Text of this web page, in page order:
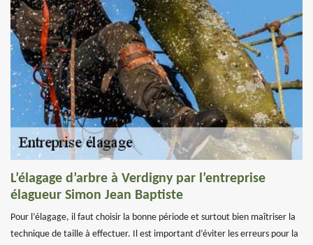
L’élagage d’arbre à Verdigny par l’entreprise
élagueur Simon Jean Baptiste
Pour l’élagage, il faut choisir la bonne période et surtout bien maîtriser la
technique de taille à effectuer. Il est important d’éviter les erreurs pour la